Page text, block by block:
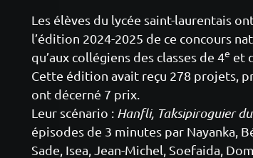
Les élèves du lycée saint-laurentais
l’édition 2024-2025 de ce concours
qu’aux collégiens des classes de 4e et
Cette édition avait reçu 278 projets,
ont décerné 7 prix.
Leur scénario : Hanfli, Taksipiroguier
épisodes de 3 minutes par Nayanka,
Sade, Isea, Jean-Michel, Soefaida,